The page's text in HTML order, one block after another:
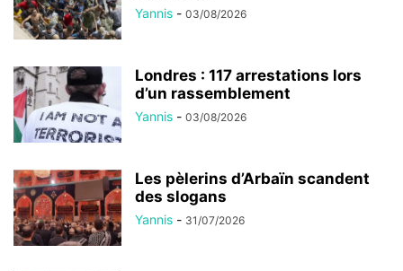
Yannis - 03/08/2026
Londres : 117 arrestations lors
d’un rassemblement
Yannis - 03/08/2026
Les pèlerins d’Arbaïn scandent
des slogans
Yannis - 31/07/2026